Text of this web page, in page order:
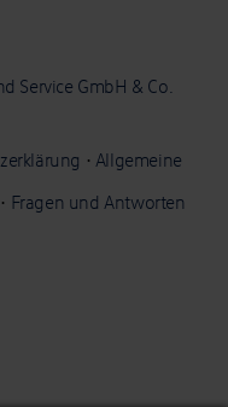
Service GmbH & Co.
• Allgemeine
• Fragen und Antworten